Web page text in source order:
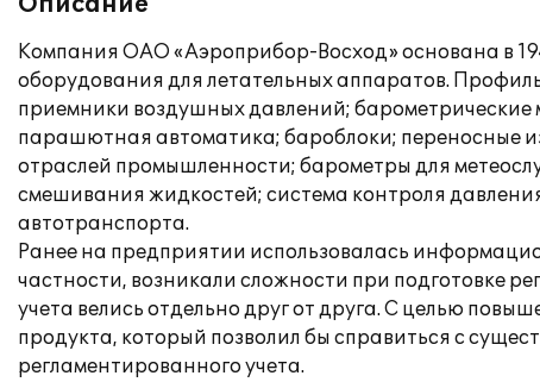
Компания ОАО «Аэроприбор-Восход» основана в
оборудования для летательных аппаратов.
приемники воздушных давлений;
парашютная автоматика; бароблоки; переносные
отраслей промышленности; барометры для
смешивания жидкостей; система контроля
автотранспорта.
Ранее на предприятии использовалась
частности, возникали сложности при подготовке
учета велись отдельно друг от друга. С целью
продукта, который позволил бы справиться с
регламентированного учета.